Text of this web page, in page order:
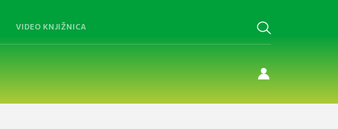
VIDEO KNJIŽNICA